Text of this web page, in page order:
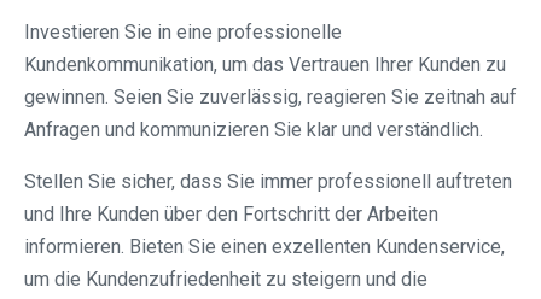
Investieren Sie in eine professionelle
Kundenkommunikation, um das Vertrauen Ihrer Kunden zu
gewinnen. Seien Sie zuverlässig, reagieren Sie zeitnah auf
Anfragen und kommunizieren Sie klar und verständlich.
Stellen Sie sicher, dass Sie immer professionell auftreten
und Ihre Kunden über den Fortschritt der Arbeiten
informieren. Bieten Sie einen exzellenten Kundenservice,
um die Kundenzufriedenheit zu steigern und die